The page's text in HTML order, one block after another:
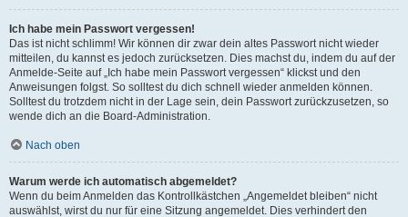
Ich habe mein Passwort vergessen!
Das ist nicht schlimm! Wir können dir zwar dein altes Passwort nicht wieder
mitteilen, du kannst es jedoch zurücksetzen. Dies machst du, indem du auf der
Anmelde-Seite auf „Ich habe mein Passwort vergessen“ klickst und den
Anweisungen folgst. So solltest du dich schnell wieder anmelden können.
Solltest du trotzdem nicht in der Lage sein, dein Passwort zurückzusetzen, so
wende dich an die Board-Administration.
Nach oben
Warum werde ich automatisch abgemeldet?
Wenn du beim Anmelden das Kontrollkästchen „Angemeldet bleiben“ nicht
auswählst, wirst du nur für eine Sitzung angemeldet. Dies verhindert den